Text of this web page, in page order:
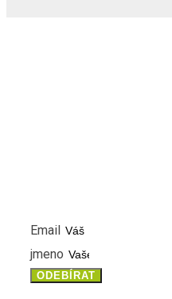
Email
jmeno
ODEBÍRAT